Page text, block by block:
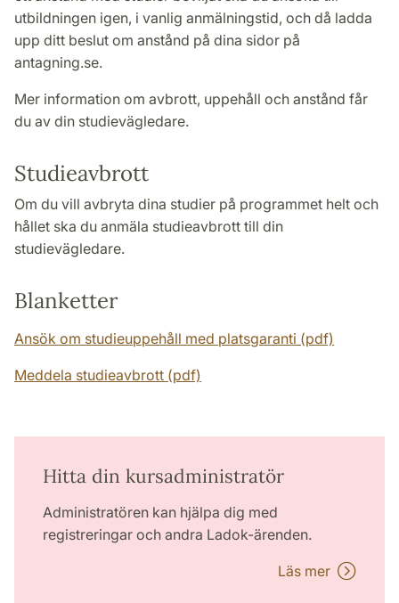
utbildningen igen, i vanlig anmälningstid, och då ladda
upp ditt beslut om anstånd på dina sidor på
antagning.se.
Mer information om avbrott, uppehåll och anstånd får
du av din studievägledare.
Studieavbrott
Om du vill avbryta dina studier på programmet helt och
hållet ska du anmäla studieavbrott till din
studievägledare.
Blanketter
Ansök om studieuppehåll med platsgaranti (pdf)
Meddela studieavbrott (pdf)
Hitta din kursadministratör
Administratören kan hjälpa dig med
registreringar och andra Ladok-ärenden.
Läs mer